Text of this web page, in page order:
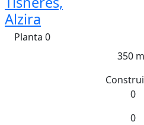
Alzira
Planta 0
350 m
0
0